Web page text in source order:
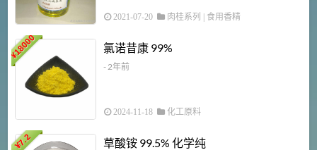
2021-07-20 肉桂系列 食用香精
¥
18000 氯诺昔康 99%
- 2年前
2024-11-18 化工原料
¥
7.2 草酸铵 99.5% 化学纯